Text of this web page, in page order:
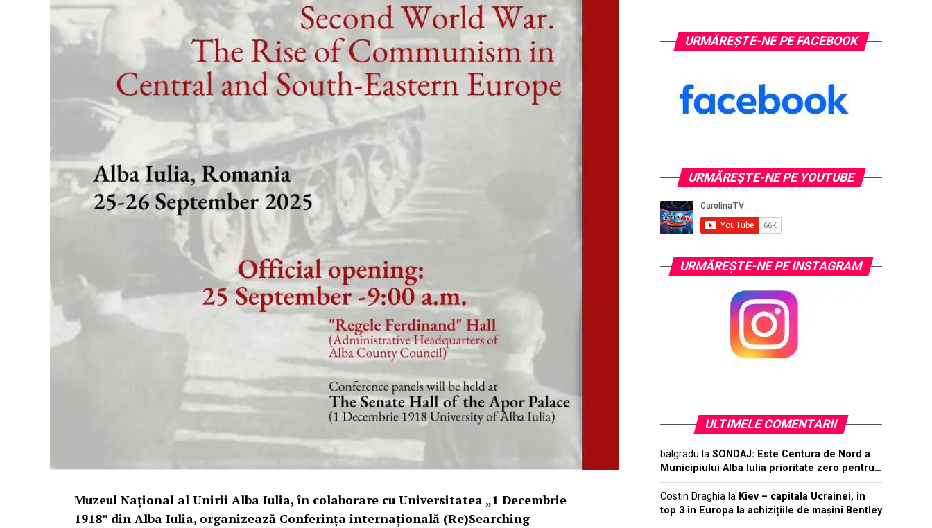
Muzeul Național al Unirii Alba Iulia, în colaborare cu Universitatea „1 Decembrie
1918” din Alba Iulia, organizează Conferința internațională (Re)Searching
URMĂREȘTE-NE PE FACEBOOK
URMĂREŞTE-NE PE YOUTUBE
URMĂREŞTE-NE PE INSTAGRAM
ULTIMELE COMENTARII
balgradu la SONDAJ: Este Centura de Nord a
Municipiului Alba Iulia prioritate zero pentru…
Costin Draghia la Kiev – capitala Ucrainei, în
top 3 în Europa la achizițiile de mașini Bentley